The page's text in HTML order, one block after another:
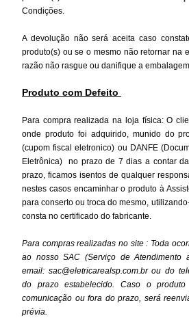
Condições.
A devolução não será aceita caso
produto(s) ou se o mesmo não retornar na
razão não rasgue ou danifique a
Produto com Defeito
Para compra realizada na loja física: O
onde produto foi adquirido, munido do
(cupom fiscal eletronico) ou DANFE (
Eletrônica) no prazo de 7 dias a contar
prazo, ficamos isentos de qualquer
nestes casos encaminhar o produto à
para conserto ou troca do mesmo,
consta no certificado do fabricante.
Para compras realizadas no site : Toda
ao nosso SAC (Serviço de Atendimento
email: sac@eletricarealsp.com.brou do
do prazo estabelecido. Caso o
comunicação ou fora do prazo, será
prévia.